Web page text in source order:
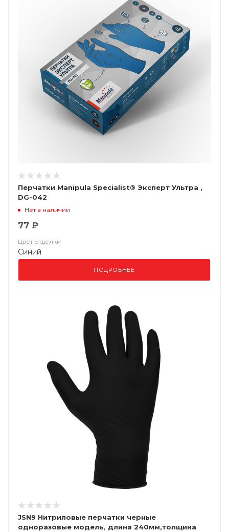
Перчатки Manipula Specialist® Эксперт Ультра ,
DG-042
Нет в наличии
77 ₽
Цвет отделки
Синий
ПОДРОБНЕЕ
JSN9 Нитриловые перчатки черные
одноразовые модель, длина 240мм,толщина